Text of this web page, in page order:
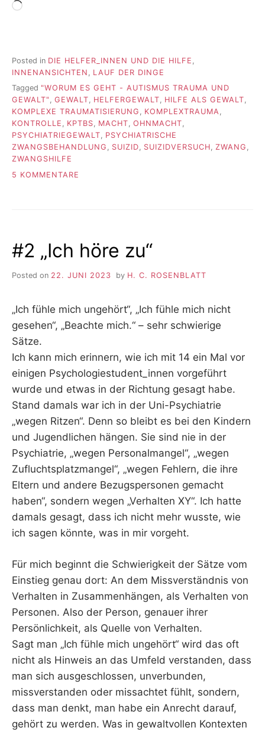
Wird
Posted in DIE HELFER_INNEN UND DIE HILFE
INNENANSICHTEN
LAUF DER DINGE
Tagged "WORUM ES GEHT - AUTISMUS TRAUMA UND
GEWALT", GEWALT, HELFERGEWALT, HILFE ALS GEWALT,
KOMPLEXE TRAUMATISIERUNG , KOMPLEXTRAUMA,
KONTROLLE , KPTBS, MACHT, OHNMACHT,
PSYCHIATRIEGEWALT, PSYCHIATRISCHE
ZWANGSBEHANDLUNG , SUIZID, SUIZIDVERSUCH, ZWANG ,
ZWANGSHILFE
5 KOMMENTARE
#2 „Ich höre zu“
Posted on 22. JUNI 2023 by H. C. ROSENBLATT
„Ich fühle mich ungehört“, „Ich fühle mich nicht
gesehen“, „Beachte mich.“ – sehr schwierige
Sätze.
Ich kann mich erinnern, wie ich mit 14 ein Mal vor
einigen Psychologiestudent_innen vorgeführt
wurde und etwas in der Richtung gesagt habe.
Stand damals war ich in der Uni-Psychiatrie
„wegen Ritzen“. Denn so bleibt es bei den Kindern
und Jugendlichen hängen. Sie sind nie in der
Psychiatrie, „wegen Personalmangel“, „wegen
Zufluchtsplatzmangel“, „wegen Fehlern, die ihre
Eltern und andere Bezugspersonen gemacht
haben“, sondern wegen „Verhalten XY“. Ich hatte
damals gesagt, dass ich nicht mehr wusste, wie
ich sagen könnte, was in mir vorgeht.
Für mich beginnt die Schwierigkeit der Sätze vom
Einstieg genau dort: An dem Missverständnis von
Verhalten in Zusammenhängen, als Verhalten von
Personen. Also der Person, genauer ihrer
Persönlichkeit, als Quelle von Verhalten.
Sagt man „Ich fühle mich ungehört“ wird das oft
nicht als Hinweis an das Umfeld verstanden, dass
man sich ausgeschlossen, unverbunden,
missverstanden oder missachtet fühlt, sondern,
dass man denkt, man habe ein Anrecht darauf,
gehört zu werden. Was in gewaltvollen Kontexten